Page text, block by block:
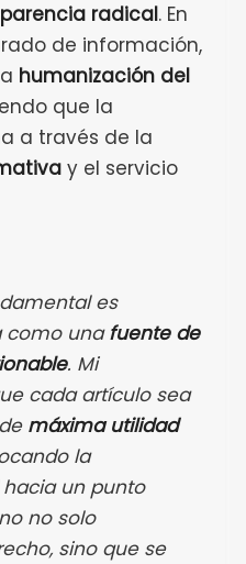
radical. En
de información,
humanización del
que la
a través de la
y el servicio
es
como unafuente de
. Mi
cada artículo sea
máxima utilidad
la
un punto
no solo
sino que se